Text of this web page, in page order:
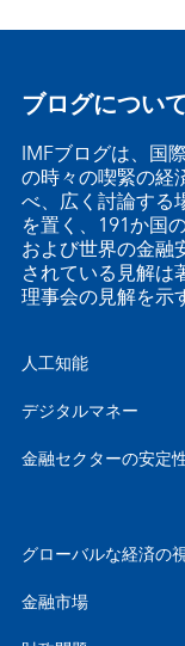
ブログについ
IMFブログは、国
の時々の喫緊の経
べ、広く討論する
を置く、191か国
および世界の金融
されている見解は
理事会の見解を示
人工知能
デジタルマネー
金融セクターの安定
グローバルな経済の
金融市場